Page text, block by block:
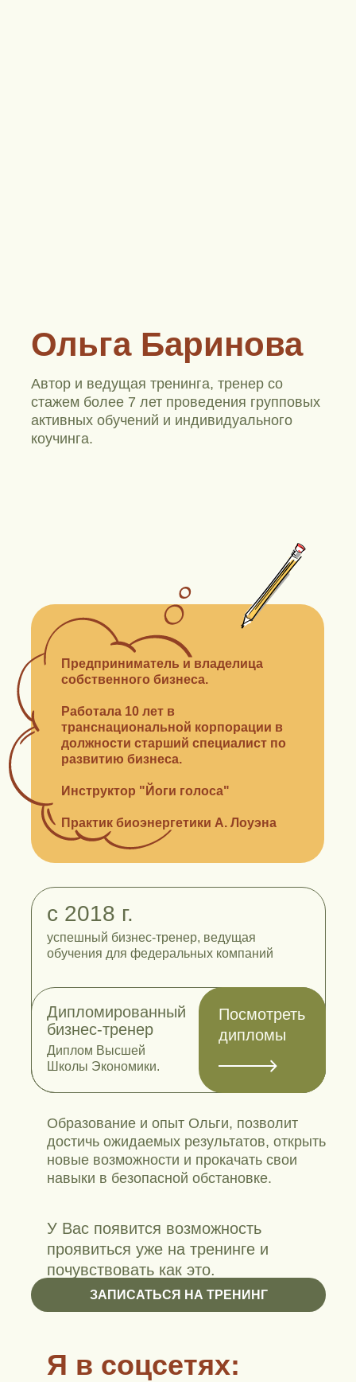
Ольга Баринова
Автор и ведущая тренинга, тренер со
стажем более 7 лет проведения групповых
активных обучений и индивидуального
коучинга.
Предприниматель и владелица
собственного бизнеса.
Работала 10 лет в
транснациональной корпорации в
должности старший специалист по
развитию бизнеса.
Инструктор "Йоги голоса"
Практик биоэнергетики А. Лоуэна
с 2018 г.
успешный бизнес-тренер, ведущая
обучения для федеральных компаний
Дипломированный
бизнес-тренер
Диплом Высшей
Школы Экономики.
Посмотреть
дипломы
Я в соцсетях:
Образование и опыт Ольги, позволит
достичь ожидаемых результатов, открыть
новые возможности и прокачать свои
навыки в безопасной обстановке.
У Вас появится возможность
проявиться уже на тренинге и
почувствовать как это.
ЗАПИСАТЬСЯ НА ТРЕНИНГ